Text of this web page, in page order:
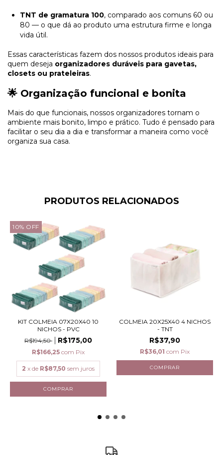
TNT de gramatura 100, comparado aos comuns 60 ou
80 — o que dá ao produto uma estrutura firme e longa
vida útil.
Essas características fazem dos nossos produtos ideais para
quem deseja organizadores duráveis para gavetas,
closets ou prateleiras.
🌟 Organização funcional e bonita
Mais do que funcionais, nossos organizadores tornam o
ambiente mais bonito, limpo e prático. Tudo é pensado para
facilitar o seu dia a dia e transformar a maneira como você
organiza sua casa.
PRODUTOS RELACIONADOS
10% OFF
KIT COLMEIA 07X20X40 10
NICHOS - PVC
R$194,50
R$175,00
R$166,25 com Pix
2 x de R$87,50 sem juros
COLMEIA 20X25X40 4 NICHOS
- TNT
R$37,90
R$36,01 com Pix